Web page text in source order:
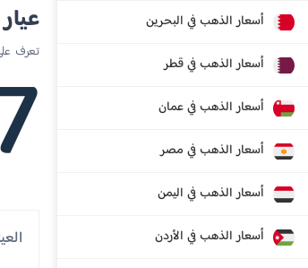
أسعار الذهب في البحرين
أسعار الذهب في قطر
أسعار الذهب في عمان
أسعار الذهب في مصر
أسعار الذهب في اليمن
أسعار الذهب في الأردن
عيار 14 / دولار شرق كاريبي
تعرف على سعر